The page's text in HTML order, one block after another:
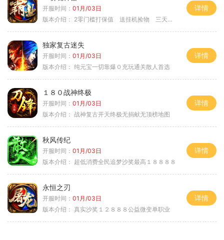
开服时间： 01月/03日
版本介绍： 2零门槛打保值 送挂机捡物 三天合区
详情
独家复古迷失
开服时间： 01月/03日
版本介绍： 纯元宝一切靠爆０充玩通关散人首选
详情
１８０战神终极
开服时间： 01月/03日
版本介绍： 战神复古开天终极无捐献无顶榜地图
详情
秋风传纪
开服时间： 01月/03日
版本介绍： 超低消费全民追梦沙奖最高１８８８８
详情
永恒之刃
开服时间： 01月/03日
版本介绍： 真实沙奖１２８８８公益微变单职业
详情